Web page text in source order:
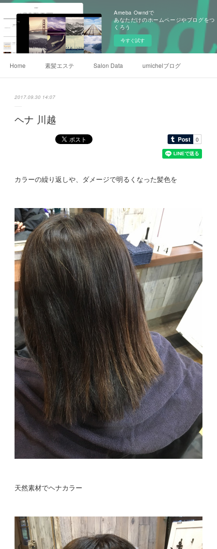
Ameba Owndで
あなただけのホームページやブログをつ
くろう
今すぐ試す
Home 素髪エステ Salon Data umichelブログ
2017.09.30 14:07
ヘナ 川越
カラーの繰り返しや、ダメージで明るくなった髪色を
天然素材でヘナカラー